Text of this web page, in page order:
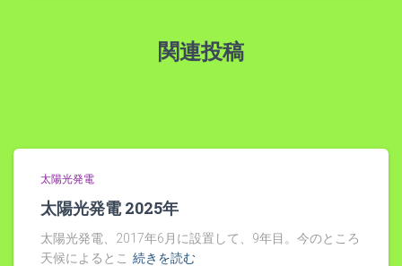
関連投稿
太陽光発電
太陽光発電 2025年
太陽光発電、2017年6月に設置して、9年目。今のところ
天候によるとこ 続きを読む